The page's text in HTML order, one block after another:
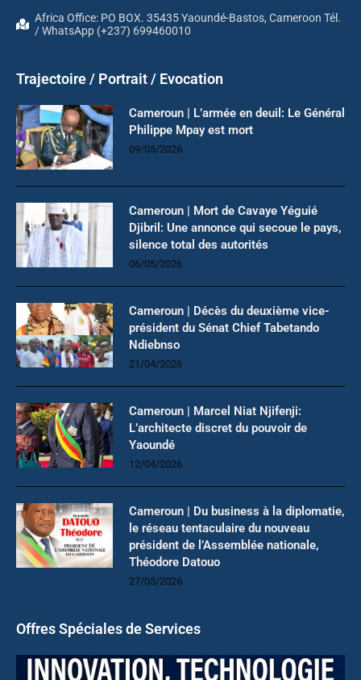
Africa Office: PO BOX. 35435 Yaoundé-Bastos, Cameroon Tél.
/ WhatsApp (+237) 699460010
Trajectoire / Portrait / Evocation
Cameroun | L’armée en deuil: Le Général
Philippe Mpay est mort
09/05/2026
Cameroun | Mort de Cavaye Yéguié
Djibril: Une annonce qui secoue le pays,
silence total des autorités
06/05/2026
Cameroun | Décès du deuxième vice-
président du Sénat Chief Tabetando
Ndiebnso
21/04/2026
Cameroun | Marcel Niat Njifenji:
L’architecte discret du pouvoir de
Yaoundé
12/04/2026
Cameroun | Du business à la diplomatie,
le réseau tentaculaire du nouveau
président de l’Assemblée nationale,
Théodore Datouo
27/03/2026
Offres Spéciales de Services